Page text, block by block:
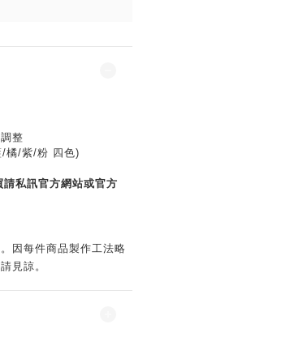
整
/橘/紫/粉 四色)
私訊官方網站或官方
因每件商品製作工法略
見諒。